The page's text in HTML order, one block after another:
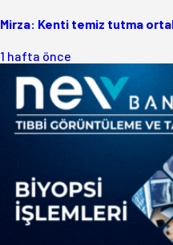
Mirza: Kenti temiz tutma
1 hafta önce